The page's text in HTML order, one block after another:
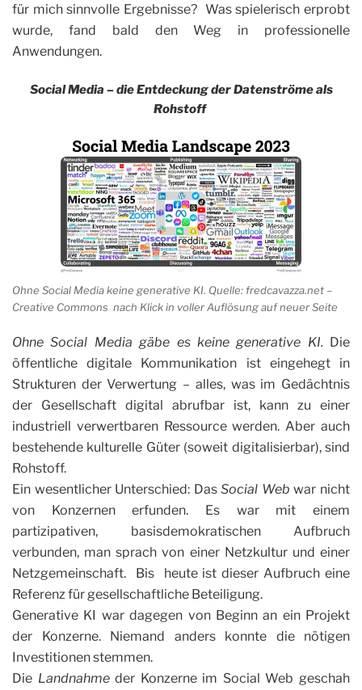
für mich sinnvolle Ergebnisse? Was spielerisch erprobt
wurde, fand bald den Weg in professionelle
Anwendungen.
Social Media – die Entdeckung der Datenströme als
Rohstoff
Ohne Social Media keine generative KI. Quelle: fredcavazza.net –
Creative Commons nach Klick in voller Auflösung auf neuer Seite
Ohne Social Media gäbe es keine generative KI. Die
öffentliche digitale Kommunikation ist eingehegt in
Strukturen der Verwertung – alles, was im Gedächtnis
der Gesellschaft digital abrufbar ist, kann zu einer
industriell verwertbaren Ressource werden. Aber auch
bestehende kulturelle Güter (soweit digitalisierbar), sind
Rohstoff.
Ein wesentlicher Unterschied: DasSocial Web war nicht
von Konzernen erfunden. Es war mit einem
partizipativen, basisdemokratischen Aufbruch
verbunden, man sprach von einer Netzkultur und einer
Netzgemeinschaft. Bis heute ist dieser Aufbruch eine
Referenz für gesellschaftliche Beteiligung.
Generative KI war dagegen von Beginn an ein Projekt
der Konzerne. Niemand anders konnte die nötigen
Investitionen stemmen.
Die Landnahmeder Konzerne im Social Web geschah